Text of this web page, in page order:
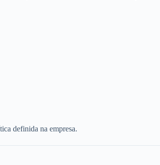
definida na empresa.